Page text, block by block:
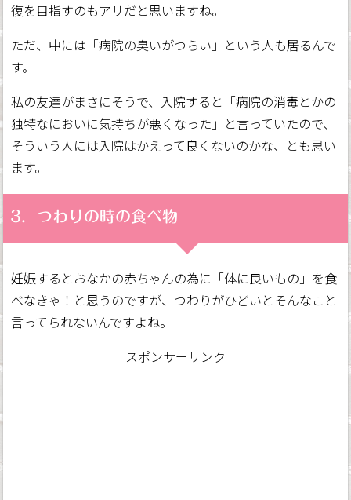
復を目指すのもアリだと思いますね。
ただ、中には「病院の臭いがつらい」という人も居るんで
す。
私の友達がまさにそうで、入院すると「病院の消毒とかの
独特なにおいに気持ちが悪くなった」と言っていたので、
そういう人には入院はかえって良くないのかな、とも思い
ます。
3．つわりの時の食べ物
妊娠するとおなかの赤ちゃんの為に「体に良いもの」を食
べなきゃ！と思うのですが、つわりがひどいとそんなこと
言ってられないんですよね。
スポンサーリンク